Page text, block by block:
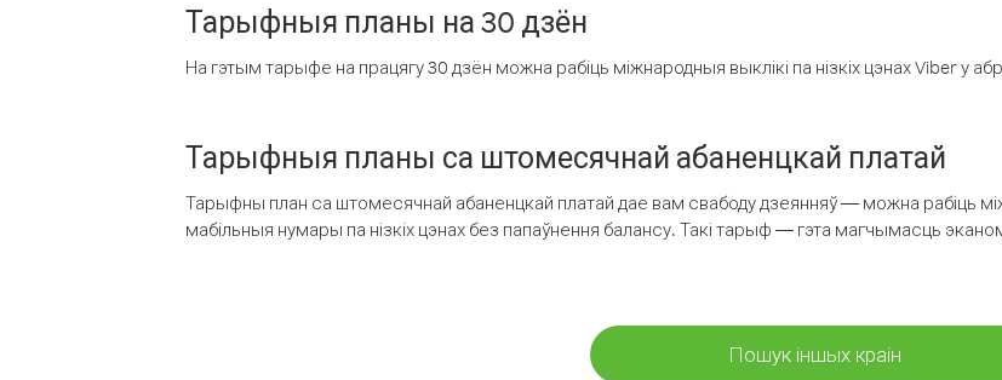
Тарыфныя планы на 30 дзён
На гэтым тарыфе на працягу 30 дзён можна рабіць міжнародныя выклікі па нізкіх цэнах Viber у
Тарыфныя планы са штомесячнай абаненцкай платай
Тарыфны план са штомесячнай абаненцкай платай дае вам свабоду дзеянняў — можна рабіць
мабільныя нумары па нізкіх цэнах без папаўнення балансу. Такі тарыф — гэта магчымасць
Пошук іншых краін